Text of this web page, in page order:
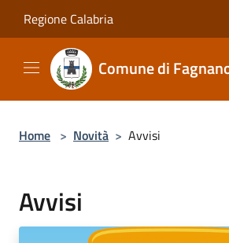
Regione Calabria
Comune di
Home > Novità > Avvisi
Avvisi